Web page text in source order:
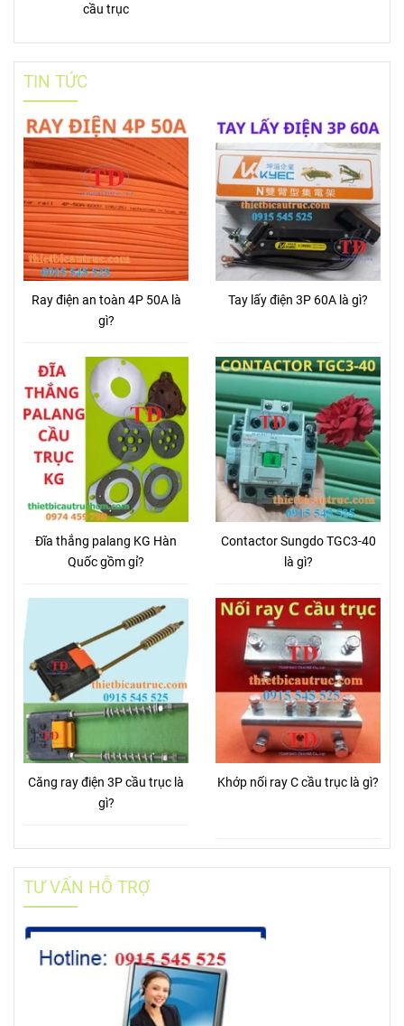
cầu trục
TIN TỨC
Ray điện an toàn 4P 50A là
gì?
Tay lấy điện 3P 60A là gì?
Đĩa thắng palang KG Hàn
Quốc gồm gỉ?
Contactor Sungdo TGC3-40
là gì?
Căng ray điện 3P cầu trục là
gì?
Khớp nối ray C cầu trục là gì?
TƯ VẤN HỖ TRỢ